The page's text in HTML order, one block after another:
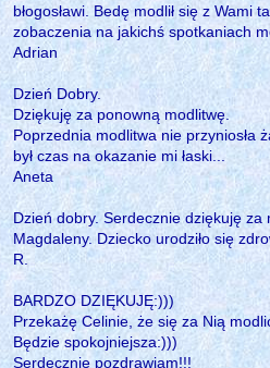
błogosławi. Bedę modlił się z Wami
zobaczenia na jakichś spotkaniach
Adrian
Dzień Dobry.
Dziękuję za ponowną modlitwę.
Poprzednia modlitwa nie przyniosła
był czas na okazanie mi łaski...
Aneta
Dzień dobry. Serdecznie dziękuję za
Magdaleny. Dziecko urodziło się
R.
BARDZO DZIĘKUJĘ:)))
Przekażę Celinie, że się za Nią
Będzie spokojniejsza:)))
Serdecznie pozdrawiam!!!